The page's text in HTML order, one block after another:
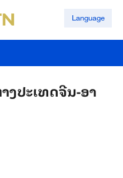
Language
ງ​ປະ​ເທດ​ຈີນ-ອາ​